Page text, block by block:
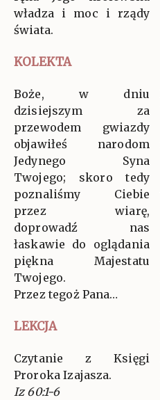
władza i moc i rządy
świata.
KOLEKTA
Boże, w dniu
dzisiejszym za
przewodem gwiazdy
objawiłeś narodom
Jedynego Syna
Twojego; skoro tedy
poznaliśmy Ciebie
przez wiarę,
doprowadź nas
łaskawie do oglądania
piękna Majestatu
Twojego.
Przez tegoż Pana…
LEKCJA
Czytanie z Księgi
Proroka Izajasza.
Iz 60:1-6